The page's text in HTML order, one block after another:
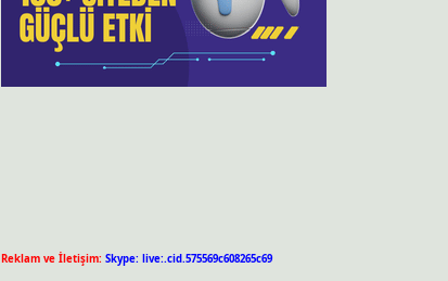
Reklam ve İletişim: Skype: live:.cid.575569c608265c69